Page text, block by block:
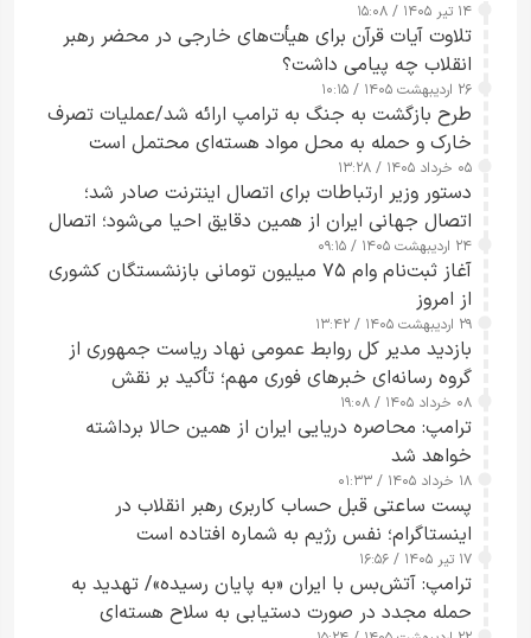
۱۴ تیر ۱۴۰۵ / ۱۵:۰۸
تلاوت آیات قرآن برای هیأت‌های خارجی در محضر رهبر
انقلاب چه پیامی داشت؟
۲۶ اردیبهشت ۱۴۰۵ / ۱۰:۱۵
طرح‌ بازگشت به جنگ به ترامپ ارائه شد/عملیات تصرف
خارک و حمله به محل مواد هسته‌ای محتمل است
۰۵ خرداد ۱۴۰۵ / ۱۳:۲۸
دستور وزیر ارتباطات برای اتصال اینترنت صادر شد؛
اتصال جهانی ایران از همین دقایق احیا می‌شود؛ اتصال
کامل مردم تا ۲۴ ساعت آینده
۲۴ اردیبهشت ۱۴۰۵ / ۰۹:۱۵
آغاز ثبت‌نام وام ۷۵ میلیون تومانی بازنشستگان کشوری
از امروز
۲۹ اردیبهشت ۱۴۰۵ / ۱۳:۴۲
بازدید مدیر کل روابط عمومی نهاد ریاست جمهوری از
گروه رسانه‌ای خبرهای فوری مهم؛ تأکید بر نقش
رسانه‌های هوشمند و مسئول در ارتقای آگاهی عمومی
۰۸ خرداد ۱۴۰۵ / ۱۹:۰۸
ترامپ: محاصره دریایی ایران از همین حالا برداشته
خواهد شد
۱۸ خرداد ۱۴۰۵ / ۰۱:۳۳
پست ساعتی قبل حساب کاربری رهبر انقلاب در
اینستاگرام؛ نفس رژیم به شماره افتاده است​
۱۷ تیر ۱۴۰۵ / ۱۶:۵۶
ترامپ: آتش‌بس با ایران «به پایان رسیده»/ تهدید به
حمله مجدد در صورت دستیابی به سلاح هسته‌ای